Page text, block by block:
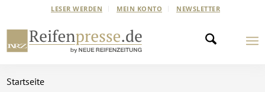
LESER WERDEN MEIN KONTO NEWSLETTER
Startseite